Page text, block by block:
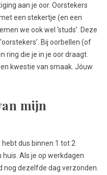
aan je oor. Oorstekers
een stekertje (en een
we ook wel ‘studs’. Deze
Bij oorbellen (of
ring die je in je oor draagt.
kwestie van smaak. Jóuw
mijn
dus binnen 1 tot 2
Als je op werkdagen
nog dezelfde dag verzonden.